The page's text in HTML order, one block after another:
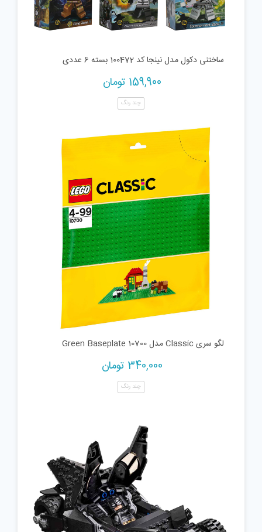
ساختنی دکول مدل نینجا کد 100472 بسته 6 عددی
159,900 تومان
چند رنگ
لگو سری Classic مدل Green Baseplate 10700
340,000 تومان
چند رنگ